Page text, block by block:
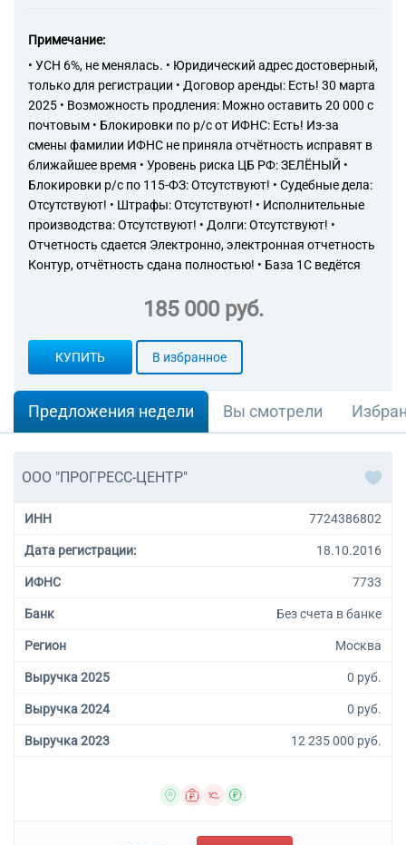
гуманитарных наук
74.10 Деятельность
специализированная в
области дизайна
комплексному обслуживанию
помещений
81.21 Деятельность по общей
уборке зданий
81.22 Деятельность по чистке
и уборке жилых зданий и
нежилых помещений прочая
и уборке прочая
Примечание:
• УСН 6%, не менялась. • Юридический адрес достоверный,
только для регистрации • Договор аренды: Есть! 30 марта
2025 • Возможность продления: Можно оставить 20 000 с
почтовым • Блокировки по р/с от ИФНС: Есть! Из-за
смены фамилии ИФНС не приняла отчётность исправят в
ближайшее время • Уровень риска ЦБ РФ: ЗЕЛЁНЫЙ •
Блокировки р/с по 115-ФЗ: Отсутствуют! • Судебные дела:
Отсутствуют! • Штрафы: Отсутствуют! • Исполнительные
производства: Отсутствуют! • Долги: Отсутствуют! •
Отчетность сдается Электронно, электронная отчетность
Контур, отчётность сдана полностью! • База 1С ведётся
185 000 руб.
КУПИТЬ В избранное
Предложения недели Вы смотрели
ООО "ПРОГРЕСС-ЦЕНТР"
ИНН 7724386802
Дата регистрации: 18.10.2016
ИФНС 7733
Банк Без счета в банке
Регион Москва
Выручка 2025 0 руб.
Выручка 2024 0 руб.
Выручка 2023 12 235 000 руб.